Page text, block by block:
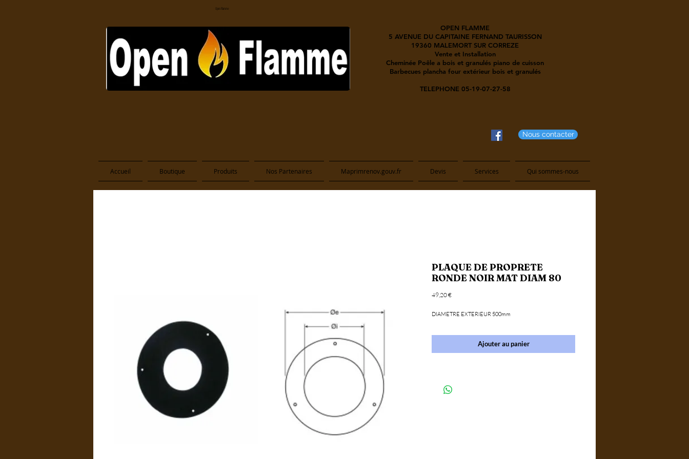
Open Flamme
OPEN FLAMME
5 AVENUE DU CAPITAINE FERNAND TAURISSON
19360 MALEMORT SUR CORREZE
Vente et Installation
Cheminée Poêle a bois et granulés piano de cuisson
Barbecues plancha four extérieur bois et granulés
TELEPHONE 05-19-07-27-58
Nous contacter
Accueil Boutique Produits Nos Partenaires Maprimrenov.gouv.fr Devis Services Qui sommes-nous
PLAQUE DE PROPRETE
RONDE NOIR MAT DIAM 80
49,20 €Price
DIAMETRE EXTERIEUR 500mm
Ajouter au panier